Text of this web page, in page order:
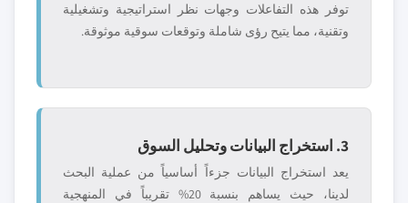
توفر هذه التفاعلات وجهات نظر استراتيجية وتشغيلية
وتقنية، مما يتيح رؤى شاملة وتوقعات سوقية موثوقة.
3. استخراج البيانات وتحليل السوق
يعد استخراج البيانات جزءاً أساسياً من عملية البحث
لدينا، حيث يساهم بنسبة 20% تقريباً في المنهجية